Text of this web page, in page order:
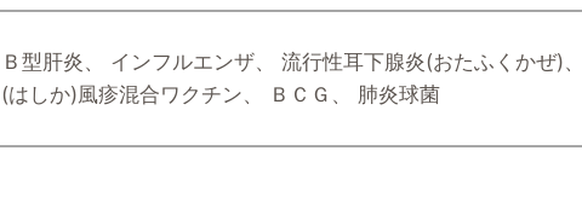
Ｂ型肝炎、 インフルエンザ、 流行性耳下腺炎(おたふくかぜ)
(はしか)風疹混合ワクチン、 ＢＣＧ、 肺炎球菌